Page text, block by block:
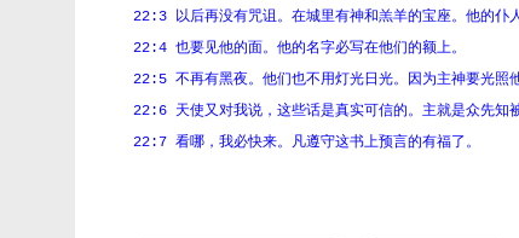
22:3
以后再没有咒诅。在城里有神和羔羊的宝座。他的仆
22:4 也要见他的面。他的名字必写在他们的额上。
22:5 不再有黑夜。他们也不用灯光日光。因为主神要光照
22:6 天使又对我说，这些话是真实可信的。主就是众先知
22:7 看哪，我必快来。凡遵守这书上预言的有福了。